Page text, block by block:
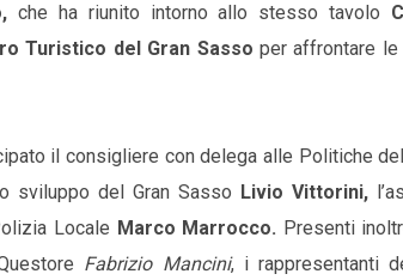
che ha riunito intorno allo stesso tavolo
Turistico del Gran Sasso per affrontare
il consigliere con delega alle Politiche
sviluppo del Gran Sasso Livio Vittorini,
Locale Marco Marrocco. Presenti
Fabrizio Mancini, i rappresentanti